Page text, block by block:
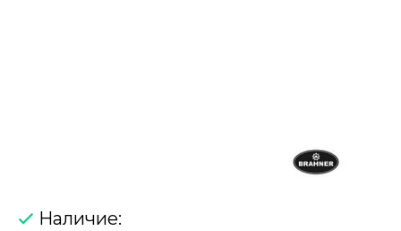
Наличие: